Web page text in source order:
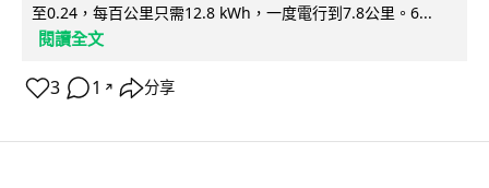
至0.24，每百公里只需12.8 kWh，一度電行到7.8公里。6...
閱讀全文
3 1 ↗ 分享